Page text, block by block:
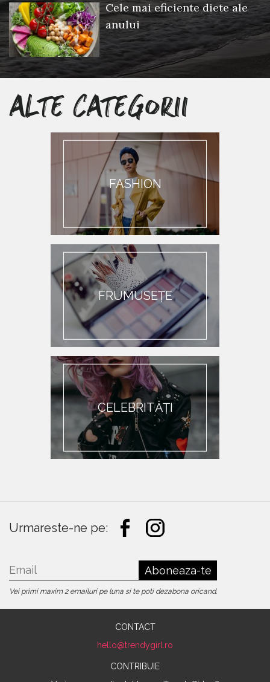
Cele mai eficiente diete ale
anului
ALTE CATEGORII
FASHION
FRUMUSEȚE
CELEBRITĂȚI
Urmareste-ne pe:
Aboneaza-te
Vei primi maxim 2 emailuri pe luna si te poti dezabona oricand.
CONTACT
CONTRIBUIE